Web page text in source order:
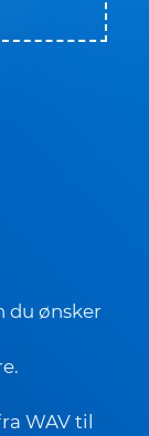
du ønsker
WAV til